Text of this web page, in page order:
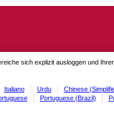
sich explizit ausloggen und
Italiano Urdu Chinese
Portuguese (Brazil)